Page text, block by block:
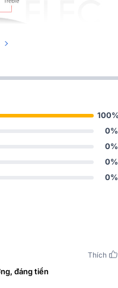
tại showroom Bảo
0%
0%
0%
0%
Thích
đáng tiền